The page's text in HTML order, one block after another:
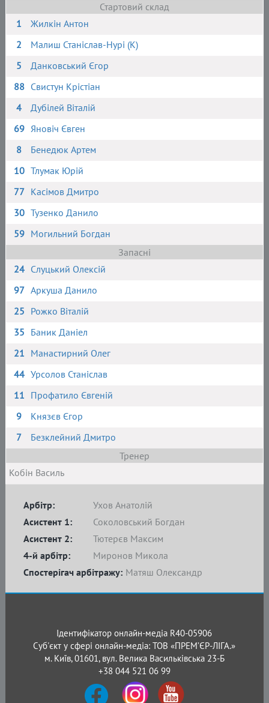
Стартовий склад
1
Жилкін Антон
2
Малиш Станіслав-Нурі (К)
5
Данковський Єгор
88 Свистун Крістіан
4
Дубілей Віталій
69 Яновіч Євген
8
Бенедюк Артем
10 Тлумак Юрій
77 Касімов Дмитро
30 Тузенко Данило
59 Могильний Богдан
Запасні
24 Слуцький Олексій
97 Аркуша Данило
25 Рожко Віталій
35 Баник Даніел
21 Манастирний Олег
44 Урсолов Станіслав
11 Профатило Євгеній
9
Князєв Єгор
7
Безклейний Дмитро
Тренер
Кобін Василь
Арбітр:
Ухов Анатолій
Асистент 1:
Соколовський Богдан
Асистент 2:
Тютерєв Максим
4-й арбітр:
Миронов Микола
Спостерігач арбітражу: Матяш Олександр
Ідентифікатор онлайн-медіа R40-05906
Суб'єкт у сфері онлайн-медіа: ТОВ «ПРЕМ’ЄР-ЛІГА.»
м. Київ, 01601, вул. Велика Васильківська 23-Б
+38 044 521 06 99